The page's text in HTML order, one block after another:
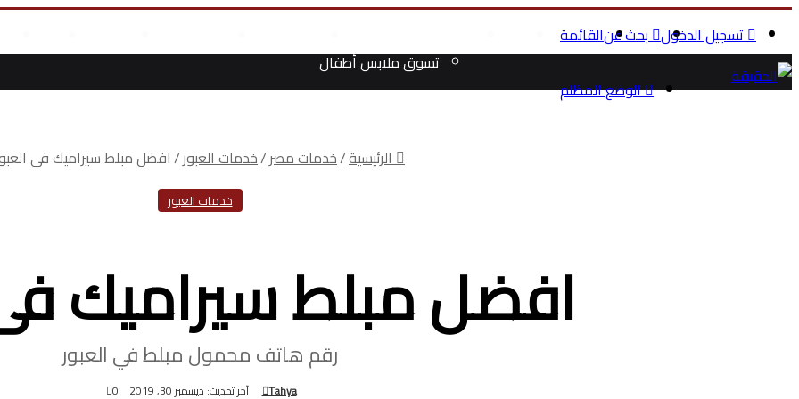
القائمةبحث عن تسجيل الدخول
الوضع المظلم
تسوق ملابس أطفال
الرئيسية/خدمات مصر/خدمات العبور/افضل مبلط سيراميك فى
خدمات العبور
افضل مبلط سيراميك
رقم هاتف محمول مبلط في العبور
Tahya آخر تحديث: ديسمبر 30, 2019 0